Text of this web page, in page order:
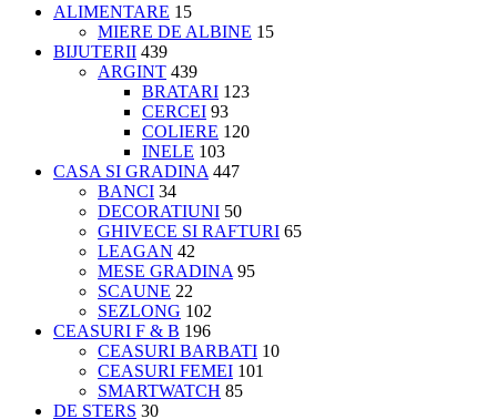
ALIMENTARE 15
MIERE DE ALBINE 15
BIJUTERII 439
ARGINT 439
BRATARI 123
CERCEI 93
COLIERE 120
INELE 103
CASA SI GRADINA 447
BANCI 34
DECORATIUNI 50
GHIVECE SI RAFTURI 65
LEAGAN 42
MESE GRADINA 95
SCAUNE 22
SEZLONG 102
CEASURI F & B 196
CEASURI BARBATI 10
CEASURI FEMEI 101
SMARTWATCH 85
DE STERS 30